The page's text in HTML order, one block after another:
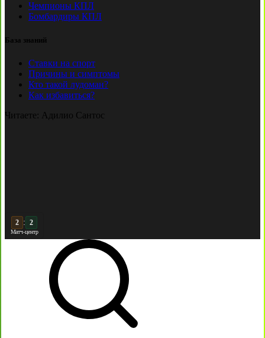
Чемпионы КПЛ
Бомбардиры КПЛ
База знаний
Ставки на спорт
Причины и симптомы
Кто такой лудоман?
Как избавиться?
Читаете: Адилио Сантос
3 : 2
Матч-центр